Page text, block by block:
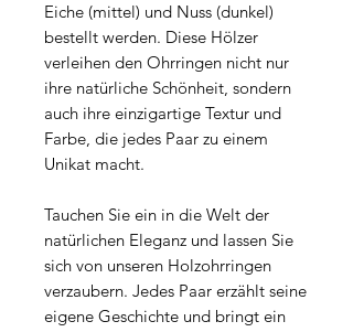
Eiche (mittel) und Nuss (dunkel)
bestellt werden. Diese Hölzer
verleihen den Ohrringen nicht nur
ihre natürliche Schönheit, sondern
auch ihre einzigartige Textur und
Farbe, die jedes Paar zu einem
Unikat macht.
Tauchen Sie ein in die Welt der
natürlichen Eleganz und lassen Sie
sich von unseren Holzohrringen
verzaubern. Jedes Paar erzählt seine
eigene Geschichte und bringt ein